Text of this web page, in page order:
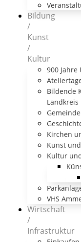
Bildung
/
Kunst
/
Kultur
900 Jahre
Bildende
Landkreis
Kirchen
Kunst
Kultur
VHS
Wirtschaft
/
Infrastruktur